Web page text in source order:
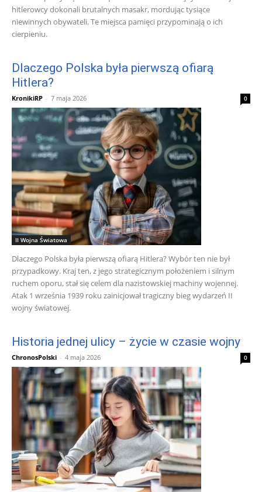
hitlerowcy dokonali brutalnych masakr, mordując tysiące
niewinnych obywateli. Te miejsca pamięci przypominają o ich
cierpieniu.
Dlaczego Polska była pierwszą ofiarą
Hitlera?
KronikiRP - 7 maja 2026 0
II Wojna Światowa
Dlaczego Polska była pierwszą ofiarą Hitlera? Wybór ten nie był
przypadkowy. Kraj ten, z jego strategicznym położeniem i silnym
ruchem oporu, stał się celem dla nazistowskiej machiny wojennej.
Atak 1 września 1939 roku zainicjował tragiczny bieg wydarzeń II
wojny światowej.
Historia jednej ulicy – życie w czasie wojny
ChronosPolski - 4 maja 2026 0